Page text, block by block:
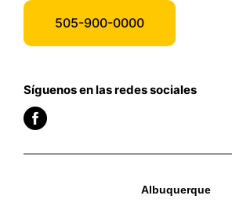
505-900-0000
Síguenos en las redes sociales
Albuquerque